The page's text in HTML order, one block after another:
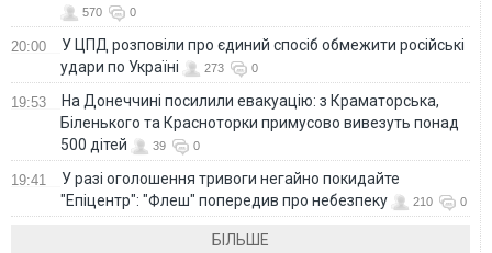
570 0
20:00
У ЦПД розповіли про єдиний спосіб обмежити російські
удари по Україні
273 0
19:53
На Донеччині посилили евакуацію: з Краматорська,
Біленького та Красноторки примусово вивезуть понад
500 дітей
39 0
19:41
У разі оголошення тривоги негайно покидайте
"Епіцентр": "Флеш" попередив про небезпеку
210 0
БІЛЬШЕ